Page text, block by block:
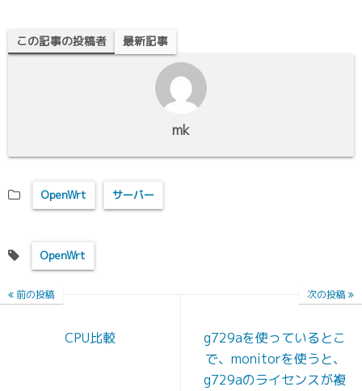
この記事の投稿者 最新記事
mk
OpenWrt サーバー
OpenWrt
前の投稿
CPU比較
次の投稿
g729aを使っているとこ
で、monitorを使うと、
g729aのライセンスが複